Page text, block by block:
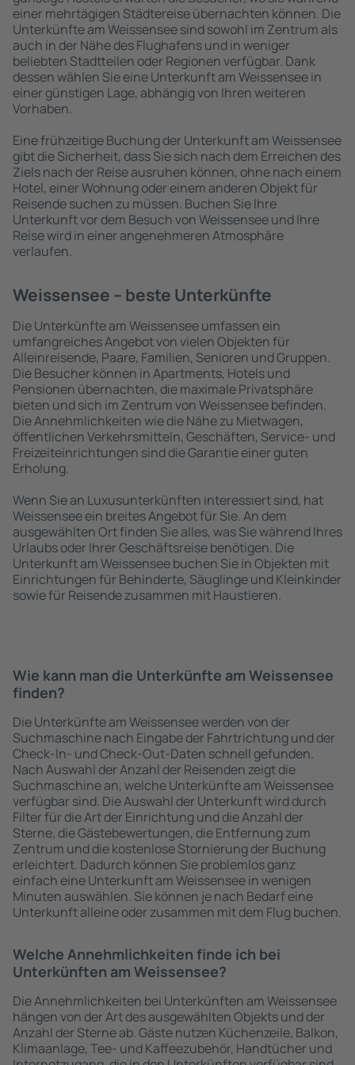
einer mehrtägigen Städtereise übernachten können. Die
Unterkünfte am Weissensee sind sowohl im Zentrum als
auch in der Nähe des Flughafens und in weniger
beliebten Stadtteilen oder Regionen verfügbar. Dank
dessen wählen Sie eine Unterkunft am Weissensee in
einer günstigen Lage, abhängig von Ihren weiteren
Vorhaben.
Eine frühzeitige Buchung der Unterkunft am Weissensee
gibt die Sicherheit, dass Sie sich nach dem Erreichen des
Ziels nach der Reise ausruhen können, ohne nach einem
Hotel, einer Wohnung oder einem anderen Objekt für
Reisende suchen zu müssen. Buchen Sie Ihre
Unterkunft vor dem Besuch von Weissensee und Ihre
Reise wird in einer angenehmeren Atmosphäre
verlaufen.
Weissensee – beste Unterkünfte
Die Unterkünfte am Weissensee umfassen ein
umfangreiches Angebot von vielen Objekten für
Alleinreisende, Paare, Familien, Senioren und Gruppen.
Die Besucher können in Apartments, Hotels und
Pensionen übernachten, die maximale Privatsphäre
bieten und sich im Zentrum von Weissensee befinden.
Die Annehmlichkeiten wie die Nähe zu Mietwagen,
öffentlichen Verkehrsmitteln, Geschäften, Service- und
Freizeiteinrichtungen sind die Garantie einer guten
Erholung.
Wenn Sie an Luxusunterkünften interessiert sind, hat
Weissensee ein breites Angebot für Sie. An dem
ausgewählten Ort finden Sie alles, was Sie während Ihres
Urlaubs oder Ihrer Geschäftsreise benötigen. Die
Unterkunft am Weissensee buchen Sie in Objekten mit
Einrichtungen für Behinderte, Säuglinge und Kleinkinder
sowie für Reisende zusammen mit Haustieren.
Wie kann man die Unterkünfte am Weissensee
finden?
Die Unterkünfte am Weissensee werden von der
Suchmaschine nach Eingabe der Fahrtrichtung und der
Check-In- und Check-Out-Daten schnell gefunden.
Nach Auswahl der Anzahl der Reisenden zeigt die
Suchmaschine an, welche Unterkünfte am Weissensee
verfügbar sind. Die Auswahl der Unterkunft wird durch
Filter für die Art der Einrichtung und die Anzahl der
Sterne, die Gästebewertungen, die Entfernung zum
Zentrum und die kostenlose Stornierung der Buchung
erleichtert. Dadurch können Sie problemlos ganz
einfach eine Unterkunft am Weissensee in wenigen
Minuten auswählen. Sie können je nach Bedarf eine
Unterkunft alleine oder zusammen mit dem Flug buchen.
Welche Annehmlichkeiten finde ich bei
Unterkünften am Weissensee?
Die Annehmlichkeiten bei Unterkünften am Weissensee
hängen von der Art des ausgewählten Objekts und der
Anzahl der Sterne ab. Gäste nutzen Küchenzeile, Balkon,
Klimaanlage, Tee- und Kaffeezubehör, Handtücher und